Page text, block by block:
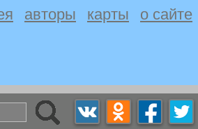
авторы карты о сайте